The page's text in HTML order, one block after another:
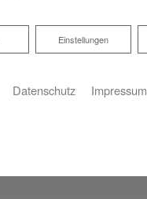
Einstellungen
Datenschutz Impressum